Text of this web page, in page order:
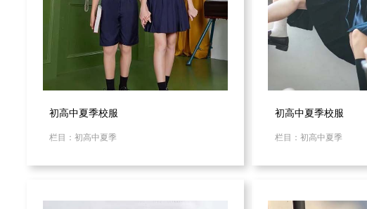
初高中夏季校服
栏目：初高中夏季
初高中夏季校服
栏目：初高中夏季